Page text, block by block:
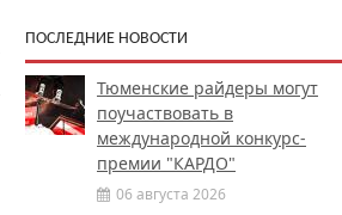
ПОСЛЕДНИЕ НОВОСТИ
Тюменские райдеры могут
поучаствовать в
международной конкурс-
премии "КАРДО"
06 августа 2026